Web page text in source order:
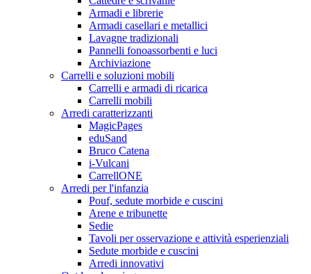
Armadi e librerie
Armadi casellari e metallici
Lavagne tradizionali
Pannelli fonoassorbenti e luci
Archiviazione
Carrelli e soluzioni mobili
Carrelli e armadi di ricarica
Carrelli mobili
Arredi caratterizzanti
MagicPages
eduSand
Bruco Catena
i-Vulcani
CarrellONE
Arredi per l'infanzia
Pouf, sedute morbide e cuscini
Arene e tribunette
Sedie
Tavoli per osservazione e attività esperienziali
Sedute morbide e cuscini
Arredi innovativi